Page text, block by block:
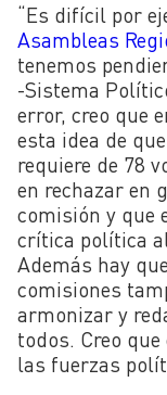
“Es difícil por
Asambleas
tenemos
-Sistema
error, creo que
esta idea de
requiere de 78
en rechazar en
comisión y que
crítica política
Además hay
comisiones
armonizar y
todos. Creo
las fuerzas